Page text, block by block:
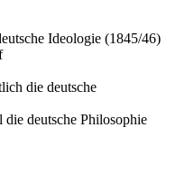
Ideologie (1845/46)
die deutsche
deutsche Philosophie